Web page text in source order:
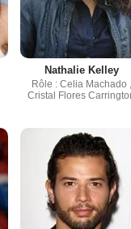
Nathalie Kelley
Rôle : Celia Machado ,
Cristal Flores